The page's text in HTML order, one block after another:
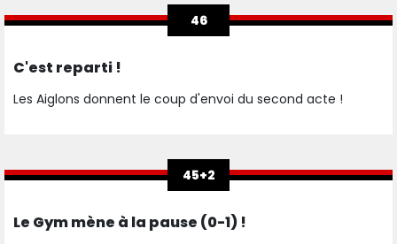
46
C'est reparti !
Les Aiglons donnent le coup d'envoi du second acte !
45+2
Le Gym mène à la pause (0-1) !